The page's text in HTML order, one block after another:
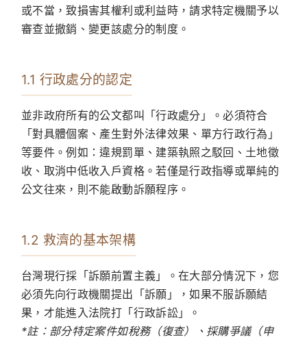
或不當，致損害其權利或利益時，請求特定機關予以
審查並撤銷、變更該處分的制度。
1.1 行政處分的認定
並非政府所有的公文都叫「行政處分」。必須符合
「對具體個案、產生對外法律效果、單方行政行為」
等要件。例如：違規罰單、建築執照之駁回、土地徵
收、取消中低收入戶資格。若僅是行政指導或單純的
公文往來，則不能啟動訴願程序。
1.2 救濟的基本架構
台灣現行採「訴願前置主義」。在大部分情況下，您
必須先向行政機關提出「訴願」，如果不服訴願結
果，才能進入法院打「行政訴訟」。
*註：部分特定案件如稅務（復查）、採購爭議（申